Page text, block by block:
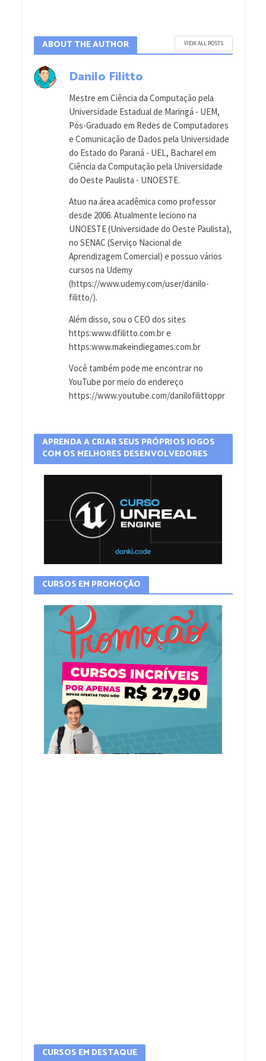
ABOUT THE AUTHOR VIEW ALL POSTS
Danilo Filitto
Mestre em Ciência da Computação pela
Universidade Estadual de Maringá - UEM,
Pós-Graduado em Redes de Computadores
e Comunicação de Dados pela Universidade
do Estado do Paraná - UEL, Bacharel em
Ciência da Computação pela Universidade
do Oeste Paulista - UNOESTE.
Atuo na área acadêmica como professor
desde 2006. Atualmente leciono na
UNOESTE (Universidade do Oeste Paulista),
no SENAC (Serviço Nacional de
Aprendizagem Comercial) e possuo vários
cursos na Udemy
(https://www.udemy.com/user/danilo-
filitto/).
Além disso, sou o CEO dos sites
https:www.dfilitto.com.br e
https:www.makeindiegames.com.br
Você também pode me encontrar no
YouTube por meio do endereço
https://www.youtube.com/danilofilittoppr
APRENDA A CRIAR SEUS PRÓPRIOS JOGOS
COM OS MELHORES DESENVOLVEDORES
CURSOS EM PROMOÇÃO
CURSOS EM DESTAQUE